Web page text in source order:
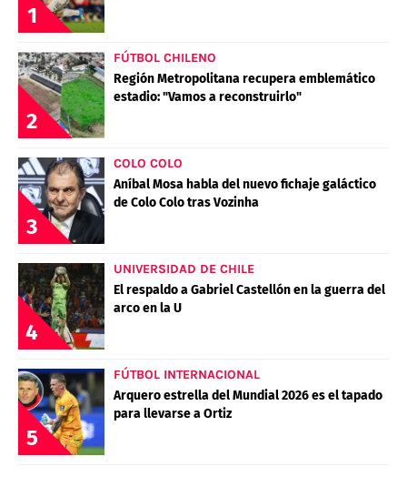
1
2
FÚTBOL CHILENO
Región Metropolitana recupera emblemático
estadio: "Vamos a reconstruirlo"
3
COLO COLO
Aníbal Mosa habla del nuevo fichaje galáctico
de Colo Colo tras Vozinha
4
UNIVERSIDAD DE CHILE
El respaldo a Gabriel Castellón en la guerra del
arco en la U
5
FÚTBOL INTERNACIONAL
Arquero estrella del Mundial 2026 es el tapado
para llevarse a Ortiz